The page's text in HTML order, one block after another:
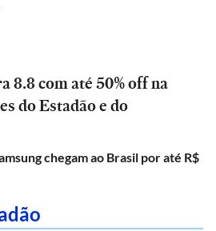
8.8 com até 50% off na
do Estadão e do
chegam ao Brasil por até R$